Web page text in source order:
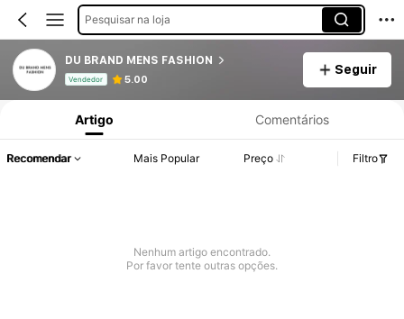
Pesquisar na loja
DU BRAND MENS FASHION
Vendedor 5.00
Seguir
Informações do Produto: Divulgação de Preço, Vendas e Detalhes de Stock.
Artigo Comentários
Recomendar Mais Popular Preço Filtro
Nenhum artigo encontrado.
Por favor tente outras opções.